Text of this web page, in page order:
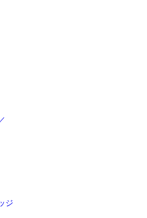
ジ